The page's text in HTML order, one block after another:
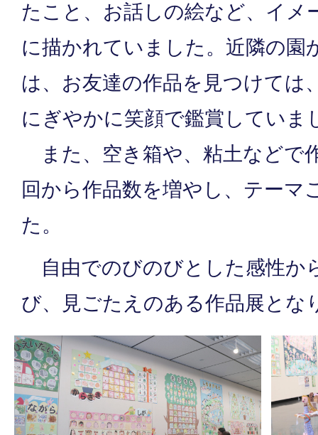
たこと、お話しの絵など、イメ
に描かれていました。近隣の園
は、お友達の作品を見つけては
にぎやかに笑顔で鑑賞していま
また、空き箱や、粘土などで
回から作品数を増やし、テーマ
た。
自由でのびのびとした感性か
び、見ごたえのある作品展とな